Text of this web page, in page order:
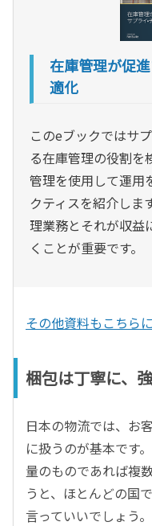
在庫管理が促
適化
このeブックではサ
る在庫管理の役割を
管理を使用して運用
クティスを紹介しま
理業務とそれが収益
くことが重要です。
その他資料もこちら
梱包は丁寧に、
日本の物流では、お
に扱うのが基本です
量のものであれば複
うと、ほとんどの国
言っていいでしょう。